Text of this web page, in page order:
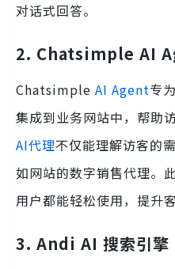
对话式回答。
2. Chatsimple AI
Chatsimple AI Agent专
集成到业务网站中，帮助
AI代理不仅能理解访客的
如网站的数字销售代理。此
用户都能轻松使用，提升
3. Andi AI 搜索引擎